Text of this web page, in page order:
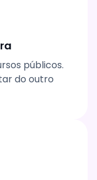
públicos.
do outro